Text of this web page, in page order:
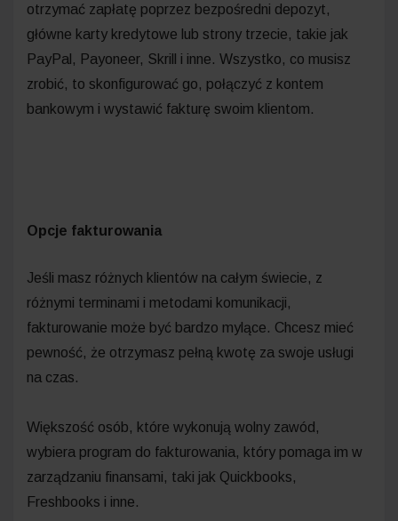
otrzymać zapłatę poprzez bezpośredni depozyt,
główne karty kredytowe lub strony trzecie, takie jak
PayPal, Payoneer, Skrill i inne. Wszystko, co musisz
zrobić, to skonfigurować go, połączyć z kontem
bankowym i wystawić fakturę swoim klientom.
Opcje fakturowania
Jeśli masz różnych klientów na całym świecie, z
różnymi terminami i metodami komunikacji,
fakturowanie może być bardzo mylące. Chcesz mieć
pewność, że otrzymasz pełną kwotę za swoje usługi
na czas.
Większość osób, które wykonują wolny zawód,
wybiera program do fakturowania, który pomaga im w
zarządzaniu finansami, taki jak Quickbooks,
Freshbooks i inne.